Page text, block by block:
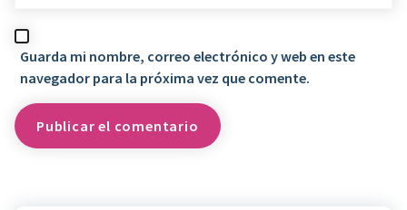
Guarda mi nombre, correo electrónico y web en este
navegador para la próxima vez que comente.